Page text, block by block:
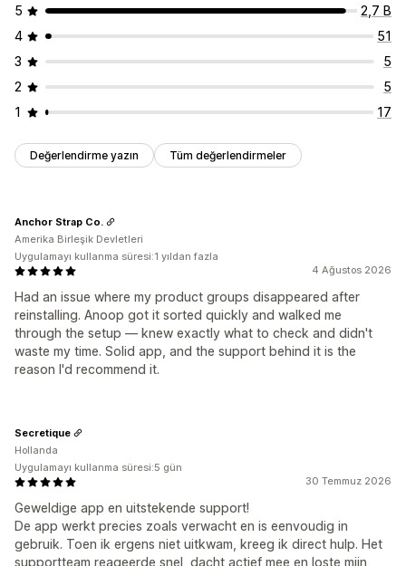
5
2,7 B
4
51
3
5
2
5
1
17
Değerlendirme yazın Tüm değerlendirmeler
4 Ağustos 2026
Had an issue where my product groups disappeared after
reinstalling. Anoop got it sorted quickly and walked me
through the setup — knew exactly what to check and didn't
waste my time. Solid app, and the support behind it is the
reason I'd recommend it.
Anchor Strap Co.
Amerika Birleşik Devletleri
Uygulamayı kullanma süresi:1 yıldan fazla
30 Temmuz 2026
Geweldige app en uitstekende support!
De app werkt precies zoals verwacht en is eenvoudig in
gebruik. Toen ik ergens niet uitkwam, kreeg ik direct hulp. Het
supportteam reageerde snel, dacht actief mee en loste mijn
Secretique
Hollanda
Uygulamayı kullanma süresi:5 gün